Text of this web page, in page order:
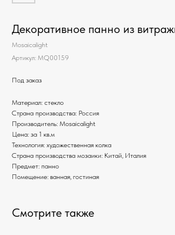
Декоративное панно из
Mosaicalight
Артикул: MQ00159
Под заказ
Материал: стекло
Страна производства: Россия
Производитель: Mosaicalight
Цена: за 1 кв.м
Технология: художественная колка
Страна производства мозаики: Китай, Италия
Предмет: панно
Помещение: ванная, гостиная
Смотрите также